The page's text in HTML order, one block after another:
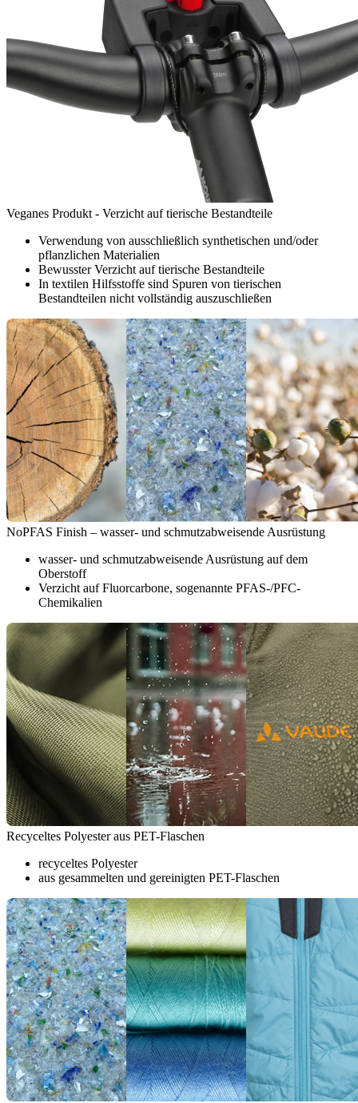
Veganes Produkt - Verzicht auf tierische Bestandteile
Verwendung von ausschließlich synthetischen und/oder
pflanzlichen Materialien
Bewusster Verzicht auf tierische Bestandteile
In textilen Hilfsstoffe sind Spuren von tierischen
Bestandteilen nicht vollständig auszuschließen
NoPFAS Finish – wasser- und schmutzabweisende Ausrüstung
wasser- und schmutzabweisende Ausrüstung auf dem
Oberstoff
Verzicht auf Fluorcarbone, sogenannte PFAS-/PFC-
Chemikalien
Recyceltes Polyester aus PET-Flaschen
recyceltes Polyester
aus gesammelten und gereinigten PET-Flaschen